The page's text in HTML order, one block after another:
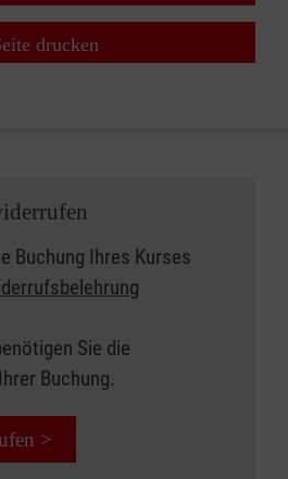
drucken
Buchung Ihres Kurses
Sie die
Buchung.
>